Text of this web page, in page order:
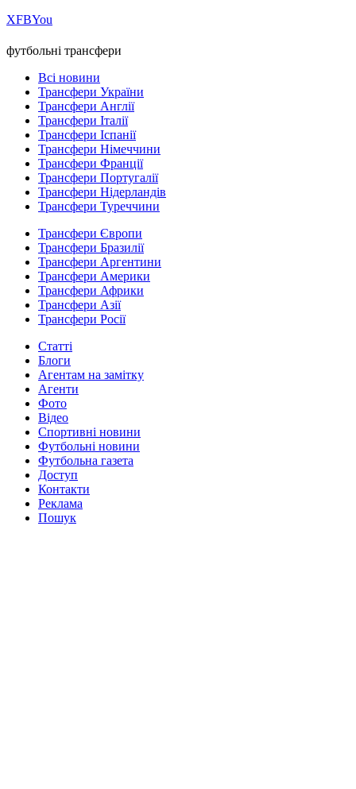
ХFBYou
футбольні трансфери
Всі новини
Трансфери України
Трансфери Англії
Трансфери Італії
Трансфери Іспанії
Трансфери Німеччини
Трансфери Франції
Трансфери Португалії
Трансфери Нідерландів
Трансфери Туреччини
Трансфери Європи
Трансфери Бразилії
Трансфери Аргентини
Трансфери Америки
Трансфери Африки
Трансфери Азії
Трансфери Росії
Статті
Блоги
Агентам на замітку
Агенти
Фото
Відео
Спортивні новини
Футбольні новини
Футбольна газета
Доступ
Контакти
Реклама
Пошук